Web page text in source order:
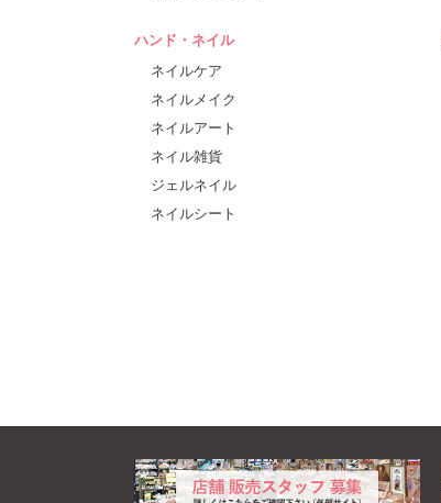
ハンド・ネイル
ネイルケア
ネイルメイク
ネイルアート
ネイル雑貨
ジェルネイル
ネイルシート